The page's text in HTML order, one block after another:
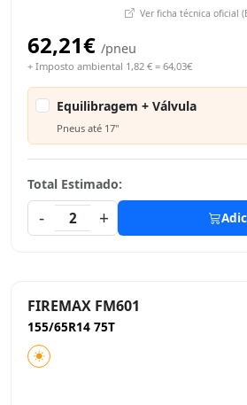
Ver ficha técnica oficial
62,21€ /pneu
+ Imposto ambiental 1,82 € = 64,03€
Equilibragem + Válvula
Pneus até 17"
Total Estimado:
-
2 +
FIREMAX FM601
155/65R14 75T